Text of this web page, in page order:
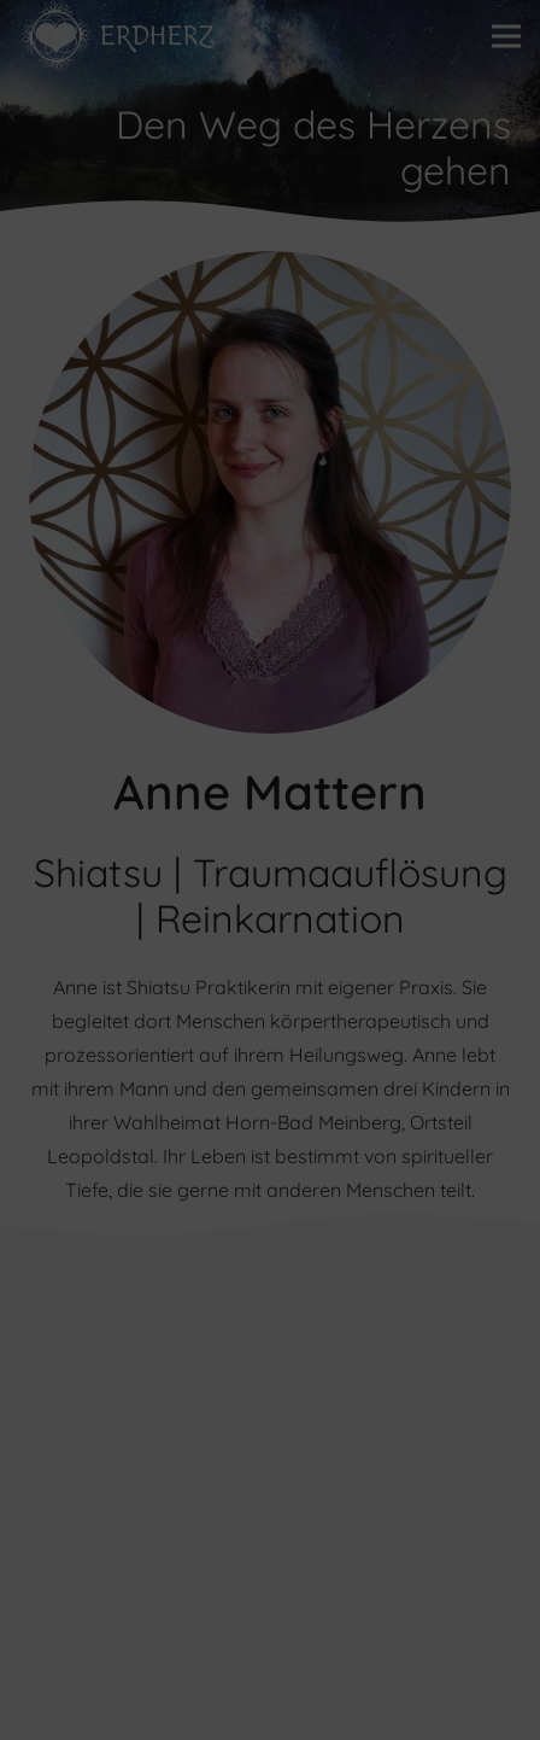
Den Weg des Herzens
gehen
Anne Mattern
Shiatsu | Traumaauflösung
| Reinkarnation
Anne ist Shiatsu Praktikerin mit eigener Praxis. Sie
begleitet dort Menschen körpertherapeutisch und
prozessorientiert auf ihrem Heilungsweg. Anne lebt
mit ihrem Mann und den gemeinsamen drei Kindern in
ihrer Wahlheimat Horn-Bad Meinberg, Ortsteil
Leopoldstal. Ihr Leben ist bestimmt von spiritueller
Tiefe, die sie gerne mit anderen Menschen teilt.